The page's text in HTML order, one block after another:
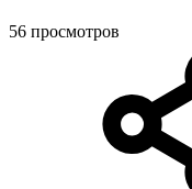
56 просмотров